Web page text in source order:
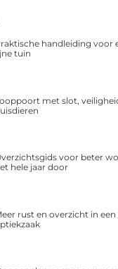
handleiding voor
tuin
met slot,
voor beter
hele jaar door
rust en overzicht in